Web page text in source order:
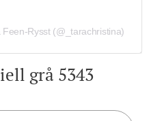
Rysst (@_tarachristina)
grå 5343